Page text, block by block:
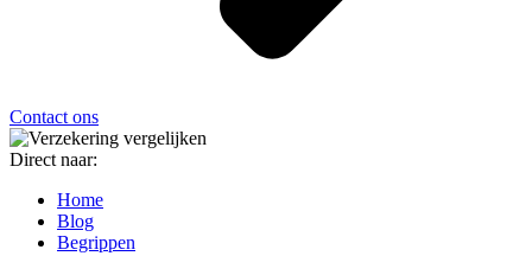
Contact ons
Direct naar:
Home
Blog
Begrippen